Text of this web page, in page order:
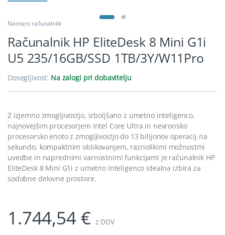
Namizni računalniki
Računalnik HP EliteDesk 8 Mini G1i
U5 235/16GB/SSD 1TB/3Y/W11Pro
Dosegljivost: Na zalogi pri dobavitelju
Z izjemno zmogljivostjo, izboljšano z umetno inteligenco,
najnovejšim procesorjem Intel Core Ultra in nevronsko
procesorsko enoto z zmogljivostjo do 13 bilijonov operacij na
sekundo, kompaktnim oblikovanjem, raznolikimi možnostmi
uvedbe in naprednimi varnostnimi funkcijami je računalnik HP
EliteDesk 8 Mini G1i z umetno inteligenco idealna izbira za
sodobne delovne prostore.
1.744,54 € z DDV